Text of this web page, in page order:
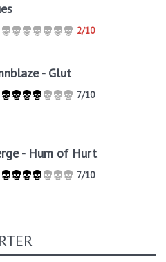
2/10
- Glut
7/10
- Hum of Hurt
7/10